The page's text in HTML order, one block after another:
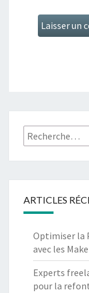
Recherche
:
ARTICLES
Optimiser la
avec les
Experts
pour la